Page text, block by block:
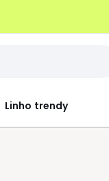
Linho trendy